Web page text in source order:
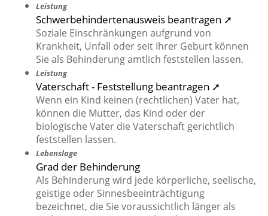
Leistung
Schwerbehindertenausweis beantragen ➚
Soziale Einschränkungen aufgrund von
Krankheit, Unfall oder seit Ihrer Geburt können
Sie als Behinderung amtlich feststellen lassen.
Leistung
Vaterschaft - Feststellung beantragen ➚
Wenn ein Kind keinen (rechtlichen) Vater hat,
können die Mutter, das Kind oder der
biologische Vater die Vaterschaft gerichtlich
feststellen lassen.
Lebenslage
Grad der Behinderung
Als Behinderung wird jede körperliche, seelische,
geistige oder Sinnesbeeinträchtigung
bezeichnet, die Sie voraussichtlich länger als